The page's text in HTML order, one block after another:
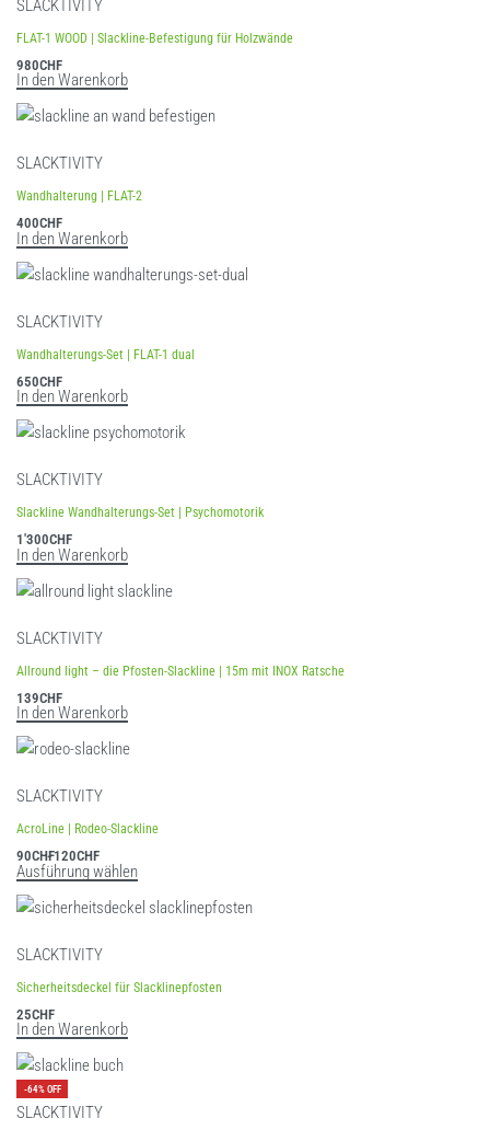
SLACKTIVITY
FLAT-1 WOOD | Slackline-Befestigung für Holzwände
980CHF
In den Warenkorb
SLACKTIVITY
Wandhalterung | FLAT-2
400CHF
In den Warenkorb
SLACKTIVITY
Wandhalterungs-Set | FLAT-1 dual
650CHF
In den Warenkorb
SLACKTIVITY
Slackline Wandhalterungs-Set | Psychomotorik
1'300CHF
In den Warenkorb
SLACKTIVITY
Allround light – die Pfosten-Slackline | 15m mit INOX Ratsche
139CHF
In den Warenkorb
SLACKTIVITY
AcroLine | Rodeo-Slackline
90CHF120CHF
Ausführung wählen
SLACKTIVITY
Sicherheitsdeckel für Slacklinepfosten
25CHF
In den Warenkorb
-64% OFF
SLACKTIVITY